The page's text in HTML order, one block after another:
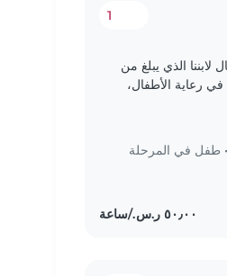
1
الذي يبلغ من
في رعاية الأطفال،
• طفل في المرحلة